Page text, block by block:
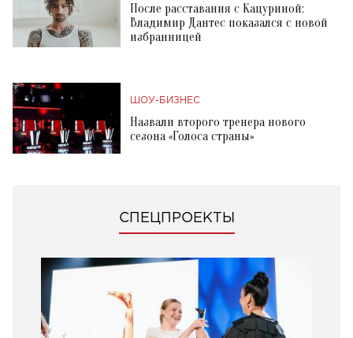
После расставания с Кацуриной:
Владимир Дантес показался с новой
избранницей
ШОУ-БИЗНЕС
Назвали второго тренера нового
сезона «Голоса страны»
СПЕЦПРОЕКТЫ